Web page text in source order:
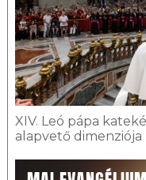
XIV. Leó pápa
alapvető dimenziója